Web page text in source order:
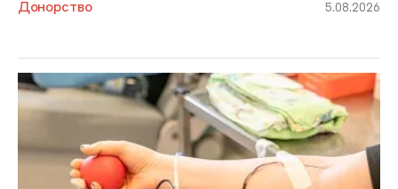
Донорство 5.08.2026